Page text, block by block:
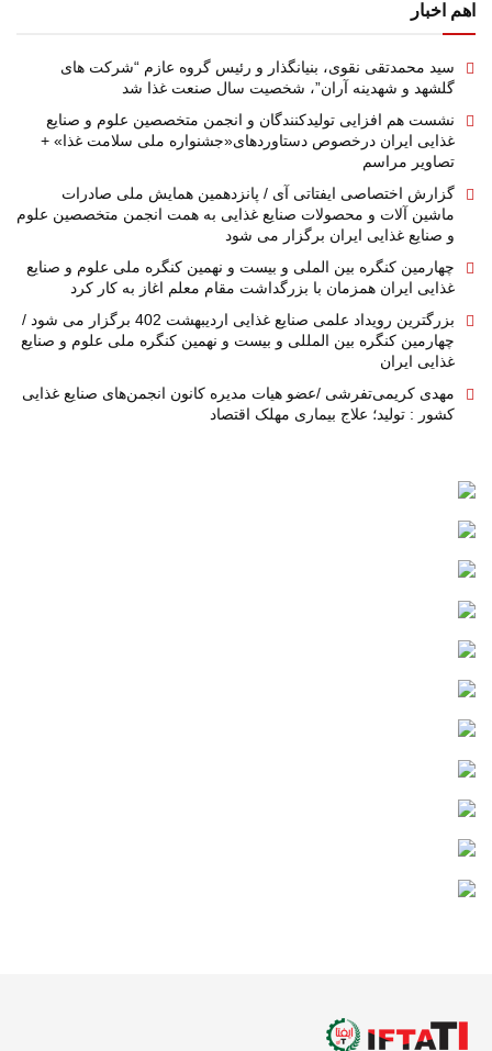
اهم اخبار
سید محمدتقی نقوی، بنیانگذار و رئیس گروه عازم “شرکت های
گلشهد و شهدینه آران”، شخصیت سال صنعت غذا شد
نشست هم افزایی تولیدکنندگان و انجمن متخصصین علوم و صنایع
غذایی ایران درخصوص دستاوردهای«جشنواره ملی سلامت غذا» +
تصاویر مراسم
گزارش اختصاصی ایفتاتی آی / پانزدهمین همایش ملی صادرات
ماشین آلات و محصولات صنایع غذایی به همت انجمن متخصصین علوم
و صنایع غذایی ایران برگزار می شود
چهارمین کنگره بین الملی و بیست و نهمین کنگره ملی علوم و صنایع
غذایی ایران همزمان با بزرگداشت مقام معلم اغاز به کار کرد
بزرگترین رویداد علمی صنایع غذایی اردیبهشت 402 برگزار می شود /
چهارمین کنگره بین المللی و بیست و نهمین کنگره ملی علوم و صنایع
غذایی ایران
مهدی کریمی‌تفرشی /عضو هیات مدیره کانون انجمن‌های صنایع غذایی
کشور : تولید؛ علاج بیماری مهلک اقتصاد